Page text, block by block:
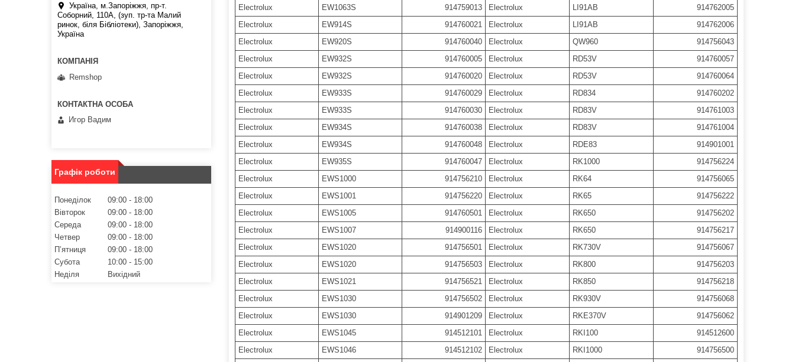
Electrolux
EW1063S 914759013 Electrolux LI91AB
914762005
Electrolux
EW914S 914760021 Electrolux LI91AB
914762006
Electrolux
EW920S 914760040 Electrolux QW960
914756043
Electrolux
EW932S 914760005 Electrolux RD53V
914760057
Electrolux
EW932S 914760020 Electrolux RD53V
914760064
Electrolux
EW933S 914760029 Electrolux RD834
914760202
Electrolux
EW933S 914760030 Electrolux RD83V
914761003
Electrolux
EW934S 914760038 Electrolux RD83V
914761004
Electrolux
EW934S 914760048 Electrolux RDE83
914901001
Electrolux
EW935S 914760047 Electrolux RK1000
914756224
Electrolux
EWS1000 914756210 Electrolux RK64
914756065
Electrolux
EWS1001 914756220 Electrolux RK65
914756222
Electrolux
EWS1005 914760501 Electrolux RK650
914756202
Electrolux
EWS1007 914900116 Electrolux RK650
914756217
Electrolux
EWS1020 914756501 Electrolux RK730V
914756067
Electrolux
EWS1020 914756503 Electrolux RK800
914756203
Electrolux
EWS1021 914756521 Electrolux RK850
914756218
Electrolux
EWS1030 914756502 Electrolux RK930V
914756068
Electrolux
EWS1030 914901209 Electrolux RKE370V
914756062
Electrolux
EWS1045 914512101 Electrolux RKI100
914512600
Electrolux
EWS1046 914512102 Electrolux RKI1000
914756500
Україна, м.Запоріжжя, пр-т.
Соборний, 110А, (зуп. тр-та Малий
ринок, біля Бібліотеки), Запоріжжя,
Україна
Remshop
Игор Вадим
Графік роботи
Понеділок 09:00
18:00
Вівторок
09:00
18:00
Середа
09:00
18:00
Четвер
09:00
18:00
Пʼятниця
09:00
18:00
Субота
10:00
15:00
Неділя
Вихідний